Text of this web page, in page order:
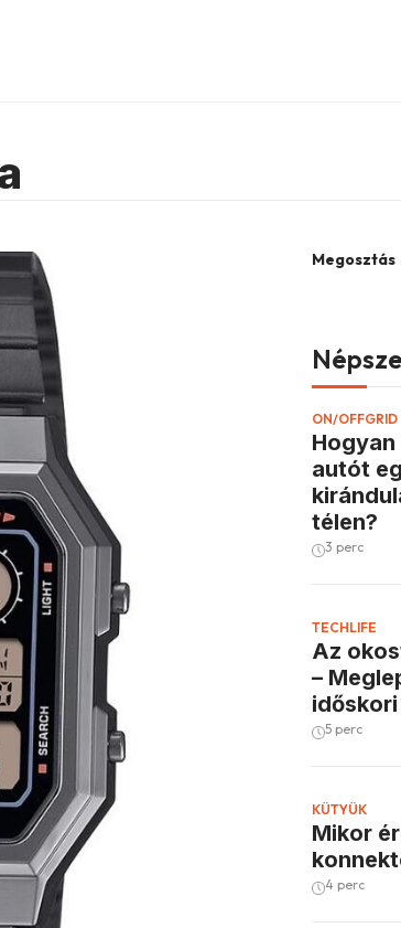
Megosztás
ON/OFFGRID
autót
télen?
3 perc
TECHLIFE
Az
–
5 perc
KÜTYÜK
Mikor
4 perc